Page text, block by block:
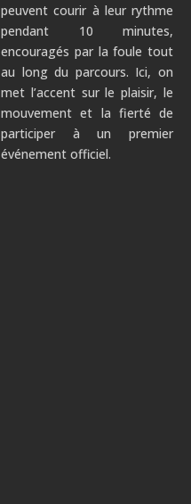
peuvent courir à leur rythme
pendant 10 minutes,
encouragés par la foule tout
au long du parcours. Ici, on
met l’accent sur le plaisir, le
mouvement et la fierté de
participer à un premier
événement officiel.